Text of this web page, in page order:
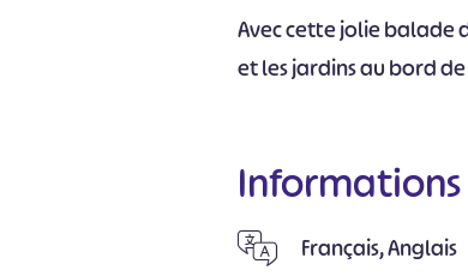
Avec cette jolie balade
et les jardins au bord de
Français, Anglais